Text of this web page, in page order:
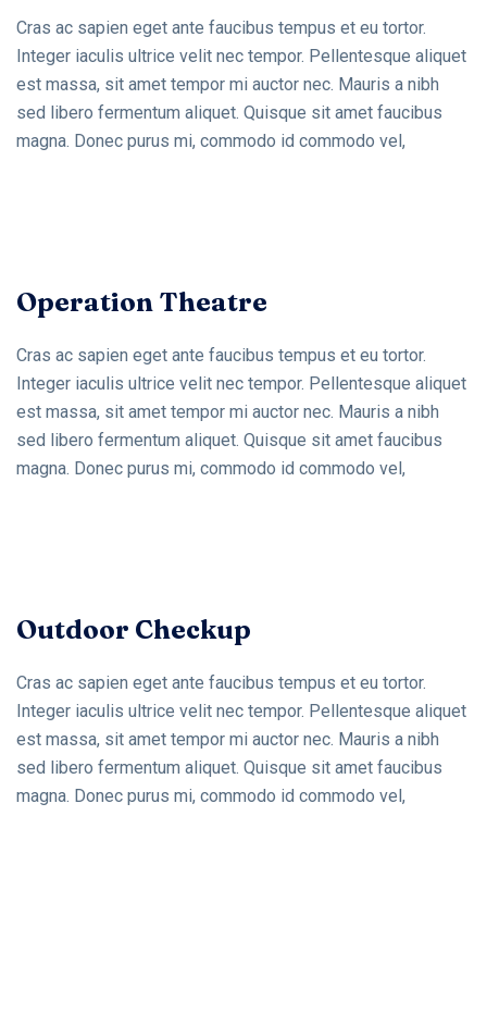
Cras ac sapien eget ante faucibus tempus et eu tortor.
Integer iaculis ultrice velit nec tempor. Pellentesque aliquet
est massa, sit amet tempor mi auctor nec. Mauris a nibh
sed libero fermentum aliquet. Quisque sit amet faucibus
magna. Donec purus mi, commodo id commodo vel,
Operation Theatre
Cras ac sapien eget ante faucibus tempus et eu tortor.
Integer iaculis ultrice velit nec tempor. Pellentesque aliquet
est massa, sit amet tempor mi auctor nec. Mauris a nibh
sed libero fermentum aliquet. Quisque sit amet faucibus
magna. Donec purus mi, commodo id commodo vel,
Outdoor Checkup
Cras ac sapien eget ante faucibus tempus et eu tortor.
Integer iaculis ultrice velit nec tempor. Pellentesque aliquet
est massa, sit amet tempor mi auctor nec. Mauris a nibh
sed libero fermentum aliquet. Quisque sit amet faucibus
magna. Donec purus mi, commodo id commodo vel,